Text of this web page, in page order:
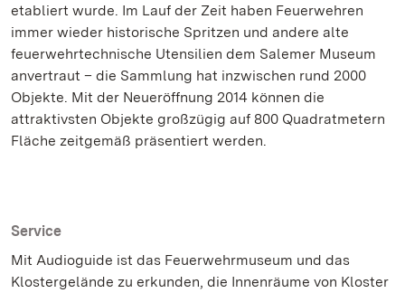
etabliert wurde. Im Lauf der Zeit haben Feuerwehren
immer wieder historische Spritzen und andere alte
feuerwehrtechnische Utensilien dem Salemer Museum
anvertraut – die Sammlung hat inzwischen rund 2000
Objekte. Mit der Neueröffnung 2014 können die
attraktivsten Objekte großzügig auf 800 Quadratmetern
Fläche zeitgemäß präsentiert werden.
Service
Mit Audioguide ist das Feuerwehrmuseum und das
Klostergelände zu erkunden, die Innenräume von Kloster